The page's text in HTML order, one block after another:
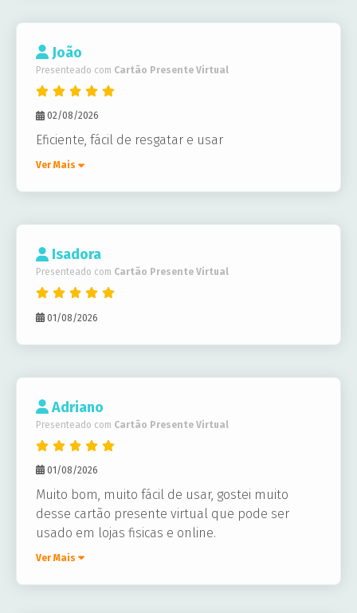
João
Presenteado com Cartão Presente Virtual
02/08/2026
Eficiente, fácil de resgatar e usar
Ver Mais
Isadora
Presenteado com Cartão Presente Virtual
01/08/2026
Adriano
Presenteado com Cartão Presente Virtual
01/08/2026
Muito bom, muito fácil de usar, gostei muito
desse cartão presente virtual que pode ser
usado em lojas fisicas e online.
Ver Mais